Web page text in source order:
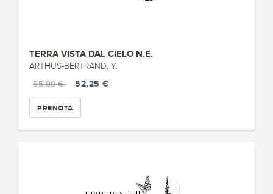
TERRA VISTA DAL CIELO N.E.
ARTHUS-BERTRAND, Y.
55,00 €
52,25 €
PRENOTA